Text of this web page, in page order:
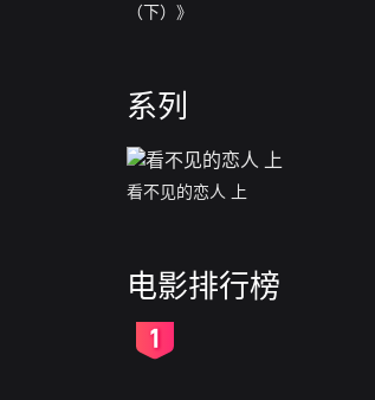
（下）》
系列
看不见的恋人 上
电影排行榜